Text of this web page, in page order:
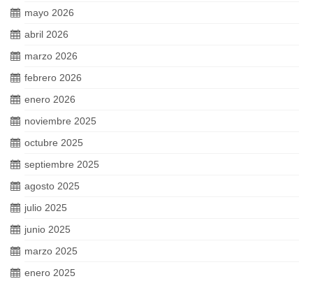
mayo 2026
abril 2026
marzo 2026
febrero 2026
enero 2026
noviembre 2025
octubre 2025
septiembre 2025
agosto 2025
julio 2025
junio 2025
marzo 2025
enero 2025